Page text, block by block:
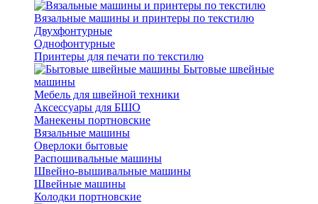
Вязальные машины и принтеры по текстилю
Двухфонтурные
Однофонтурные
Принтеры для печати по текстилю
Бытовые швейные
машины
Мебель для швейной техники
Аксессуары для БШО
Манекены портновские
Вязальные машины
Оверлоки бытовые
Распошивальные машины
Швейно-вышивальные машины
Швейные машины
Колодки портновские